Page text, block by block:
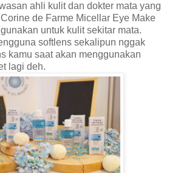
ahli kulit dan dokter mata yang
de Farme Micellar Eye Make
untuk kulit sekitar mata.
softlens sekalipun nggak
kamu saat akan menggunakan
lagi deh.